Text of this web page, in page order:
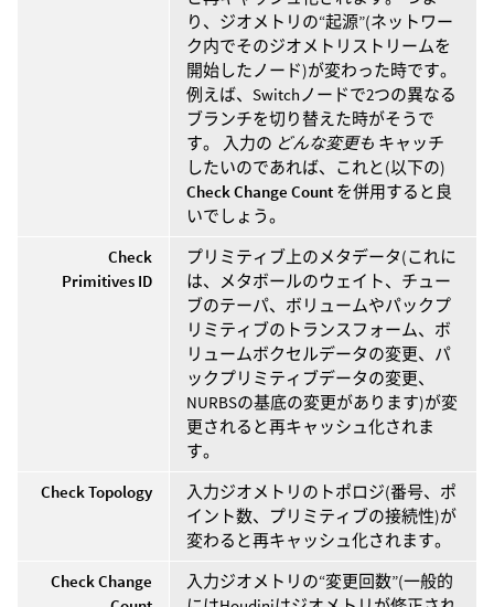
り、ジオメトリの“起源”(ネットワー
ク内でそのジオメトリストリームを
開始したノード)が変わった時です。
例えば、Switchノードで2つの異なる
ブランチを切り替えた時がそうで
す。 入力の どんな変更も キャッチ
したいのであれば、これと(以下の)
Check Change Count を併用すると良
いでしょう。
Check
Primitives ID
プリミティブ上のメタデータ(これに
は、メタボールのウェイト、チュー
ブのテーパ、ボリュームやパックプ
リミティブのトランスフォーム、ボ
リュームボクセルデータの変更、パ
ックプリミティブデータの変更、
NURBSの基底の変更があります)が変
更されると再キャッシュ化されま
す。
Check Topology
入力ジオメトリのトポロジ(番号、ポ
イント数、プリミティブの接続性)が
変わると再キャッシュ化されます。
Check Change
入力ジオメトリの“変更回数”(一般的